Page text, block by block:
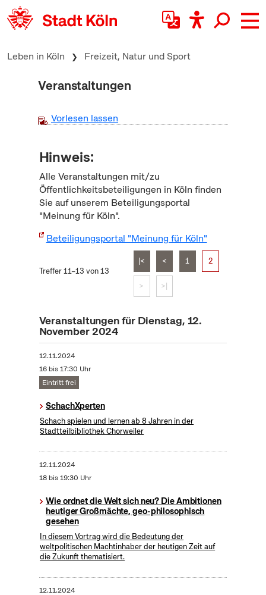
zum Inhalt springen
Leben in Köln Freizeit, Natur und Sport
Veranstaltungen
Vorlesen lassen
Hinweis:
Alle Veranstaltungen mit/zu
Öffentlichkeitsbeteiligungen in Köln finden
Sie auf unserem Beteiligungsportal
"Meinung für Köln".
Beteiligungsportal "Meinung für Köln"
Treffer 11–13 von 13
|< < 1 2
> >|
Veranstaltungen für Dienstag, 12.
November 2024
12.11.2024
16 bis 17:30 Uhr
Eintritt frei
SchachXperten
Schach spielen und lernen ab 8 Jahren in der
Stadtteilbibliothek Chorweiler
12.11.2024
18 bis 19:30 Uhr
Wie ordnet die Welt sich neu? Die Ambitionen
heutiger Großmächte, geo-philosophisch
gesehen
In diesem Vortrag wird die Bedeutung der
weltpolitischen Machtinhaber der heutigen Zeit auf
die Zukunft thematisiert.
12.11.2024